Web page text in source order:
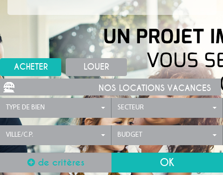
ACHETER LOUER
NOS LOCATIONS VACANCES
TYPE DE BIEN SECTEUR
VILLE/C.P. BUDGET
de critères